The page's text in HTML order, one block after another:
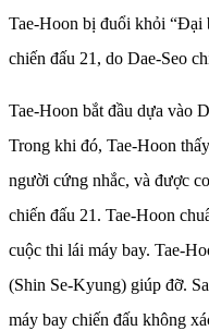
Tae-Hoon bị đuổi khỏi “Đại
chiến đấu 21, do Dae-Seo
Tae-Hoon bắt đầu dựa vào
Trong khi đó, Tae-Hoon
người cứng nhắc, và được
chiến đấu 21. Tae-Hoon
cuộc thi lái máy bay. Tae-
(Shin Se-Kyung) giúp đỡ.
máy bay chiến đấu không